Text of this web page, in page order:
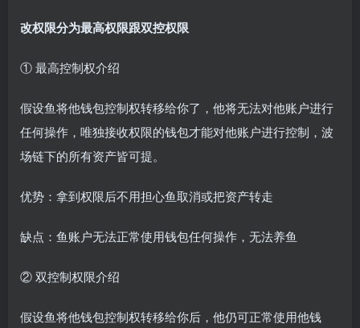
改权限分为最高权限跟双控权限
① 最高控制权介绍
假设鱼将他钱包控制权转移给你了，他将无法对他账户进行
任何操作，唯独接收权限的钱包才能对他账户进行控制，波
场链下的所有资产皆可提。
优势：拿到权限后不用担心鱼取消或把资产转走
缺点：鱼账户无法正常使用钱包任何操作，无法养鱼
② 双控制权限介绍
假设鱼将他钱包控制权转移给你后，他仍可正常使用他钱